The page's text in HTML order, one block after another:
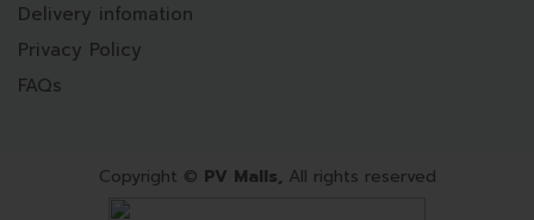
Delivery infomation
Privacy Policy
FAQs
Copyright © PV Malls,All rights reserved